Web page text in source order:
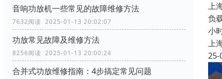
音响功放机一些常见的故障维修方法
7632阅读 2025-01-13 20:02:07
功放常见故障及维修方法
8256阅读 2025-01-13 20:00:24
合并式功放维修指南：4步搞定常见问题
上
负
小
上
25-